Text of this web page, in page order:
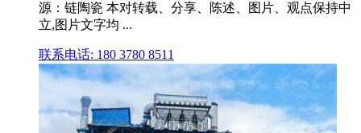
源：链陶瓷 本对转载、分享、陈述、图片、观点保持中
立,图片文字均 ...
联系电话: 180 3780 8511